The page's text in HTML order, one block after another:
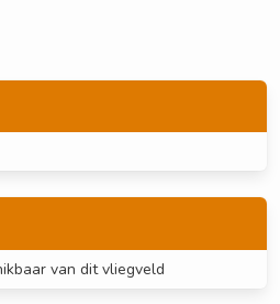
van dit vliegveld